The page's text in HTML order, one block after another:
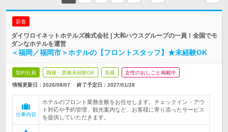
新着
ダイワロイネットホテルズ株式会社 | 大和ハウスグループの一員！全国でモ
ダンなホテルを運営
＜福岡／福岡市＞ホテルの【フロントスタッフ】★未経験OK
契約社員 職種・業種未経験OK 急募 女性のおしごと掲載中
情報更新日：2026/08/07 終了予定日： 2027/01/28
仕事内容
ホテルのフロント業務全般をお任せします。チェックイン・アウ
ト対応や予約管理、観光案内など、お客様に寄り添ったサービス
を提供していただきます。